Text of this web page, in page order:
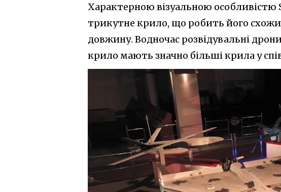
Характерною візуальною особливістю
трикутне крило, що робить його
довжину. Водночас розвідувальні
крило мають значно більші крила у